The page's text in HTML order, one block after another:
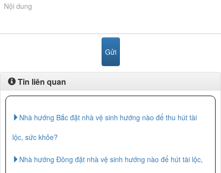
Tin liên quan
Nhà hướng Bắc đặt nhà vệ sinh hướng nào để thu hút tài
lộc, sức khỏe?
Nhà hướng Đông đặt nhà vệ sinh hướng nào để hút tài lộc,